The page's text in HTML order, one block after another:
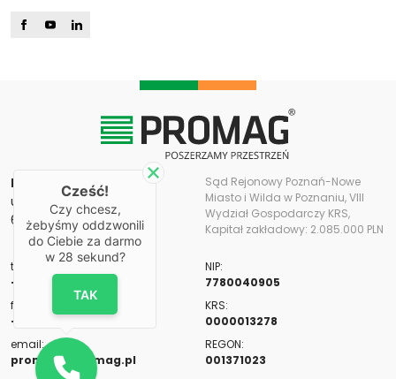
PROMAG S.A.
ul. Romana Maya 11
61-371 Poznań
Sąd Rejonowy Poznań-Nowe
Miasto i Wilda w Poznaniu, VIII
Wydział Gospodarczy KRS,
Kapitał zakładowy: 2.085.000 PLN
tel:
+48 61 655 82 00
fax:
+48 61 655 82 03
email:
promag@promag.pl
NIP:
7780040905
KRS:
0000013278
REGON:
001371023
Cześć!
Czy chcesz,
żebyśmy oddzwonili
do Ciebie za darmo
w 28 sekund?
TAK